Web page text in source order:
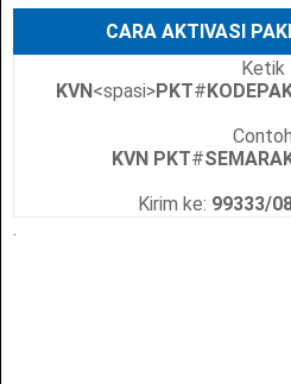
CARA AKTIVASI
Ketik
KVN<spasi>PKT#
Contoh
KVN PKT#
Kirim ke: 99333/
.